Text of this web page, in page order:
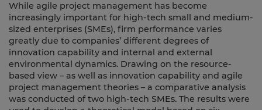
While agile project management has become
increasingly important for high-tech small and medium-
sized enterprises (SMEs), firm performance varies
greatly due to companies’ different degrees of
innovation capability and internal and external
environmental dynamics. Drawing on the resource-
based view – as well as innovation capability and agile
project management theories – a comparative analysis
was conducted of two high-tech SMEs. The results were